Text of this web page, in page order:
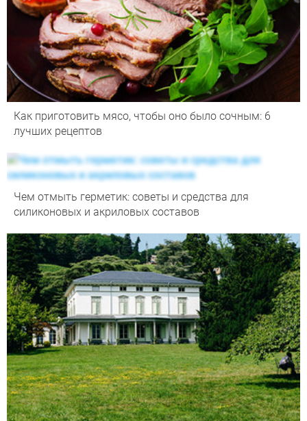
Как приготовить мясо, чтобы оно было сочным: 6
лучших рецептов
Чем отмыть герметик: советы и средства для
силиконовых и акриловых составов